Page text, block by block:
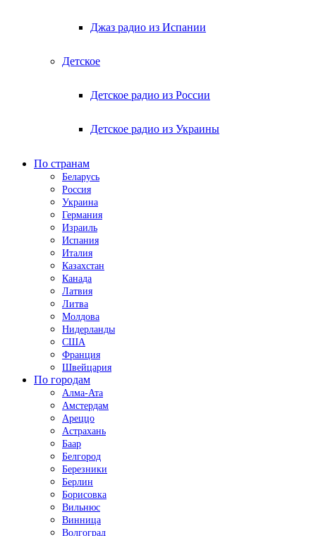
Джаз радио из Испании
Детское
Детское радио из России
Детское радио из Украины
По странам
Беларусь
Россия
Украина
Германия
Израиль
Испания
Италия
Казахстан
Канада
Латвия
Литва
Молдова
Нидерланды
США
Франция
Швейцария
По городам
Алма-Ата
Амстердам
Ареццо
Астрахань
Баар
Белгород
Березники
Берлин
Борисовка
Вильнюс
Винница
Волгоград